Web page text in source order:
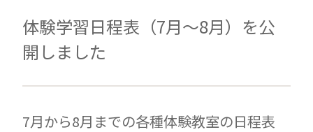
体験学習日程表（7月〜8月）を公
開しました
7月から8月までの各種体験教室の日程表